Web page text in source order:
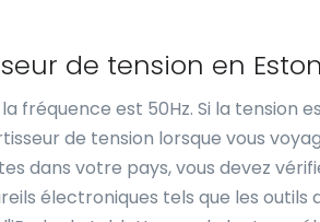
de tension en
fréquence est 50Hz. Si la tension
de tension lorsque vous
dans votre pays, vous devez
électroniques tels que les outils